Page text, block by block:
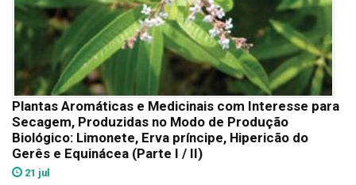
Plantas Aromáticas e Medicinais com Interesse para
Secagem, Produzidas no Modo de Produção
Biológico: Limonete, Erva príncipe, Hipericão do
Gerês e Equinácea (Parte I / II)
21 jul